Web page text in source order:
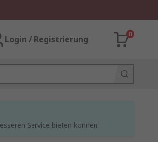
Login / Registrierung
0
Service bieten können.